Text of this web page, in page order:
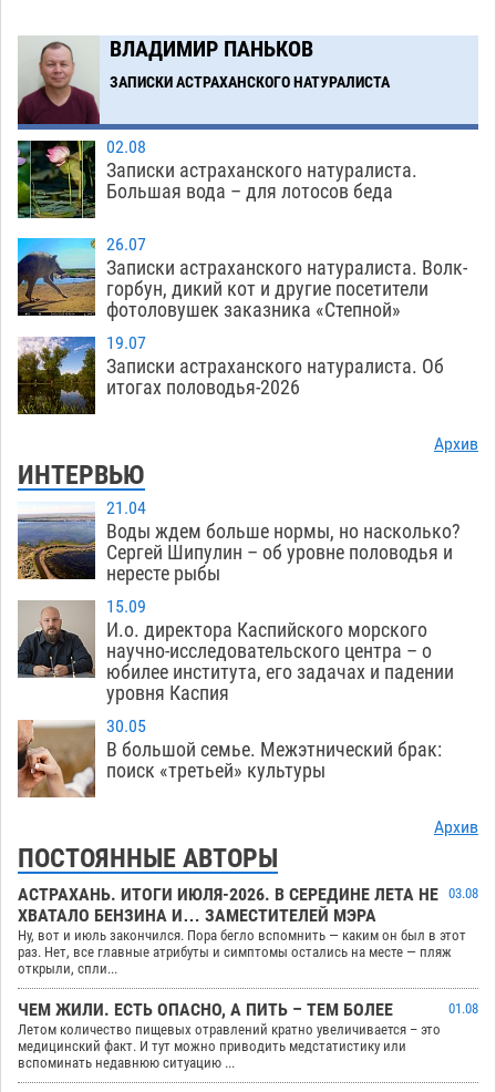
Загрузить еще
ВЛАДИМИР ПАНЬКОВ
ЗАПИСКИ АСТРАХАНСКОГО НАТУРАЛИСТА
02.08
Записки астраханского натуралиста.
Большая вода – для лотосов беда
26.07
Записки астраханского натуралиста. Волк-
горбун, дикий кот и другие посетители
фотоловушек заказника «Степной»
19.07
Записки астраханского натуралиста. Об
итогах половодья-2026
Архив
ИНТЕРВЬЮ
21.04
Воды ждем больше нормы, но насколько?
Сергей Шипулин – об уровне половодья и
нересте рыбы
15.09
И.о. директора Каспийского морского
научно-исследовательского центра – о
юбилее института, его задачах и падении
уровня Каспия
30.05
В большой семье. Межэтнический брак:
поиск «третьей» культуры
Архив
ПОСТОЯННЫЕ АВТОРЫ
АСТРАХАНЬ. ИТОГИ ИЮЛЯ-2026. В СЕРЕДИНЕ ЛЕТА НЕ
ХВАТАЛО БЕНЗИНА И… ЗАМЕСТИТЕЛЕЙ МЭРА
03.08
Ну, вот и июль закончился. Пора бегло вспомнить — каким он был в этот
раз. Нет, все главные атрибуты и симптомы остались на месте — пляж
открыли, спли...
ЧЕМ ЖИЛИ. ЕСТЬ ОПАСНО, А ПИТЬ – ТЕМ БОЛЕЕ
01.08
Летом количество пищевых отравлений кратно увеличивается – это
медицинский факт. И тут можно приводить медстатистику или
вспоминать недавнюю ситуацию ...